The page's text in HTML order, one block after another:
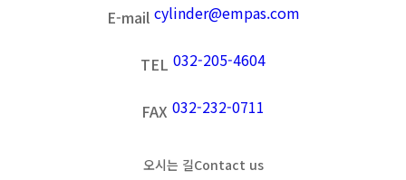
E-mail cylinder@empas.com
TEL 032-205-4604
FAX 032-232-0711
오시는 길Contact us